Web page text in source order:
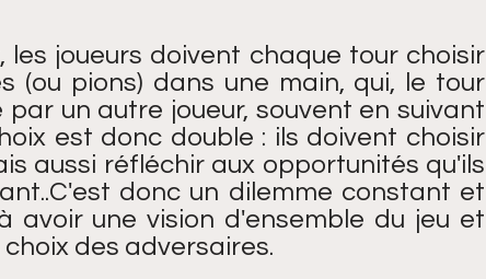
les joueurs doivent chaque tour choisir
(ou pions) dans une main, qui, le tour
un autre joueur, souvent en suivant
est donc double : ils doivent choisir
aussi réfléchir aux opportunités qu'ils
donc un dilemme constant et
avoir une vision d'ensemble du jeu et
des adversaires.